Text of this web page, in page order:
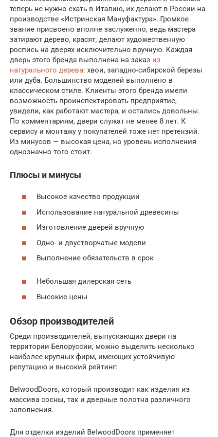
теперь не нужно ехать в Италию, их делают в России на
производстве «Истринская Мануфактура». Громкое
звание присвоено вполне заслуженно, ведь мастера
затирают дерево, красят, делают художественную
роспись на дверях исключительно вручную. Каждая
дверь этого бренда выполнена на заказ из
натурального дерева: хвои, западно-сибирской березы
или дуба. Большинство моделей выполнено в
классическом стиле. Клиенты этого бренда имели
возможность проинспектировать предприятие,
увидели, как работают мастера, и остались довольны.
По комментариям, двери служат не менее 8 лет. К
сервису и монтажу у покупателей тоже нет претензий.
Из минусов — высокая цена, но уровень исполнения
однозначно того стоит.
Плюсы и минусы
Высокое качество продукции
Использование натуральной древесины
Изготовление дверей вручную
Одно- и двустворчатые модели
Выполнение обязательств в срок
Небольшая дилерская сеть
Высокие цены
Обзор производителей
Среди производителей, выпускающих двери на
территории Белоруссии, можно выделить несколько
наиболее крупных фирм, имеющих устойчивую
репутацию и высокий рейтинг:
BelwoodDoors, который производит как изделия из
массива сосны, так и дверные полотна различного
заполнения.
Для отделки изделий BelwoodDoors применяет